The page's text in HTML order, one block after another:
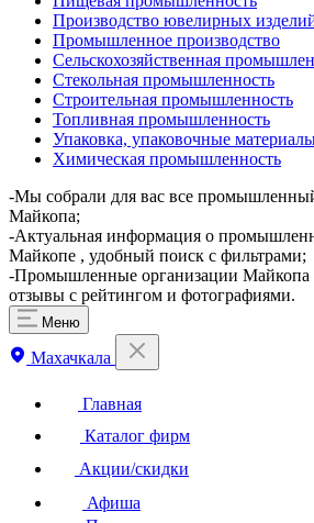
Производство ювелирных
Промышленное производство
Сельскохозяйственная
Стекольная промышленность
Строительная промышленность
Топливная промышленность
Упаковка, упаковочные
Химическая промышленность
-Мы собрали для вас все
Майкопа;
-Актуальная информация о
Майкопе , удобный поиск с фильтрами;
-Промышленные организации Майкопа
отзывы с рейтингом и фотографиями.
Меню
Махачкала
Главная
Каталог фирм
Акции/скидки
Афиша